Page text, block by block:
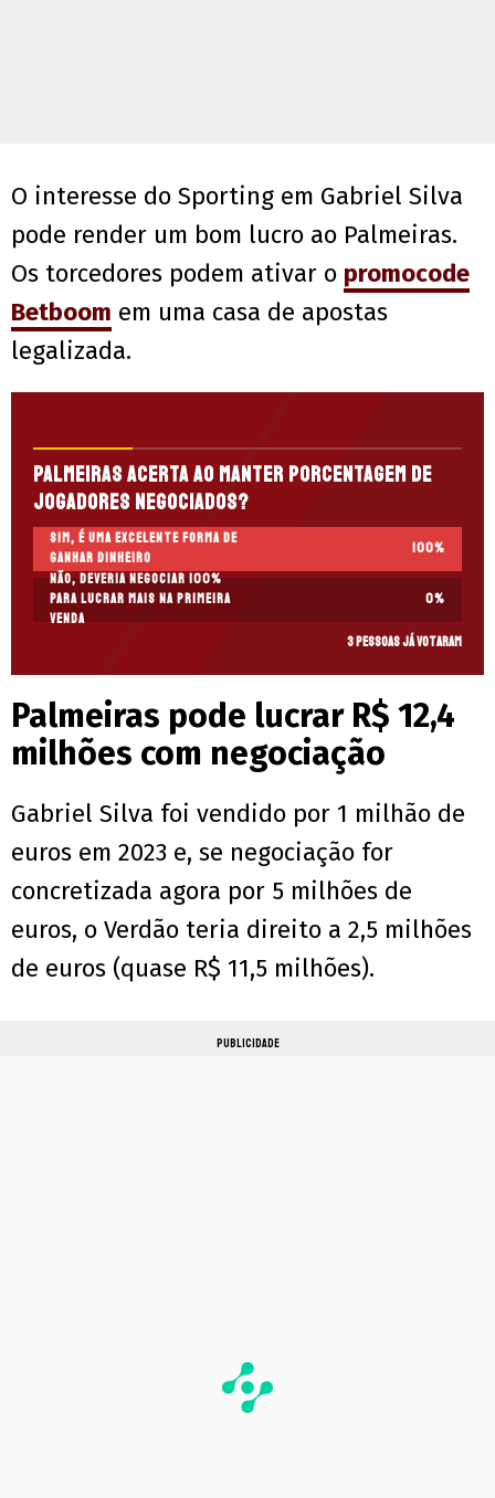
O interesse do Sporting em Gabriel Silva
pode render um bom lucro ao Palmeiras.
Os torcedores podem ativar o promocode
Betboom em uma casa de apostas
legalizada.
Palmeiras acerta ao manter porcentagem de
jogadores negociados?
Sim, é uma excelente forma de
ganhar dinheiro
100%
Não, deveria negociar 100%
para lucrar mais na primeira
venda
0%
3 pessoas já votaram
Palmeiras pode lucrar R$ 12,4
milhões com negociação
Gabriel Silva foi vendido por 1 milhão de
euros em 2023 e, se negociação for
concretizada agora por 5 milhões de
euros, o Verdão teria direito a 2,5 milhões
de euros (quase R$ 11,5 milhões).
PUBLICIDADE